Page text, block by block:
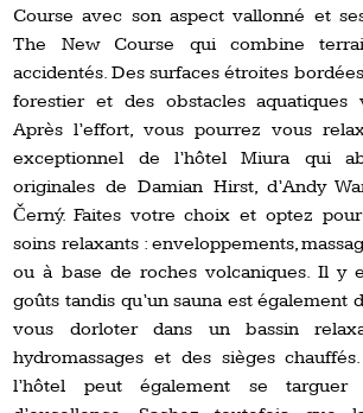
Course avec son aspect vallonné et
The New Course qui combine
accidentés. Des surfaces étroites
forestier et des obstacles aquatiques
Après l’effort, vous pourrez vous
exceptionnel de l’hôtel Miura qui
originales de Damian Hirst, d’Andy
Černý. Faites votre choix et optez
soins relaxants : enveloppements,
ou à base de roches volcaniques. Il y
goûts tandis qu’un sauna est également
vous dorloter dans un bassin
hydromassages et des sièges
l’hôtel peut également se targuer